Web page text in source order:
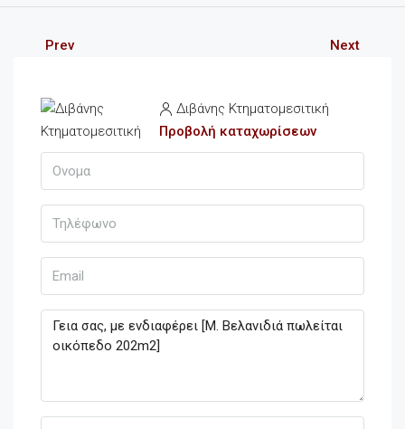
Prev Next
Διβάνης Κτηματομεσιτική
Προβολή καταχωρίσεων